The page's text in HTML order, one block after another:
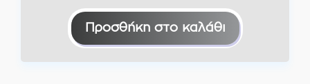
Προσθήκη στο καλάθι